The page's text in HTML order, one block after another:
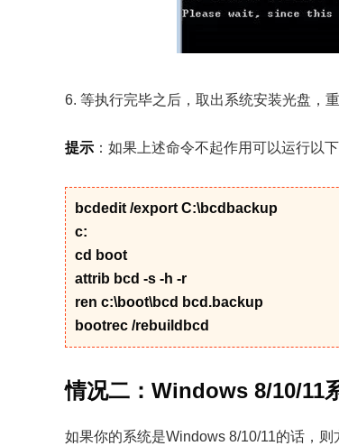
6. 等执行完毕之后，取出系统安装光盘，
提示 ：如果上述命令不起作用可以运行以
bcdedit /export C:\bcdbackup
c:
cd boot
attrib bcd -s -h -r
ren c:\boot\bcd bcd.backup
bootrec /rebuildbcd
情况二：Windows 8/10/11
如果你的系统是Windows 8/10/11的话，